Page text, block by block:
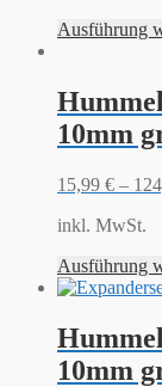
Ausführung
10mm
15,99 € –
inkl. MwSt.
Ausführung
10mm